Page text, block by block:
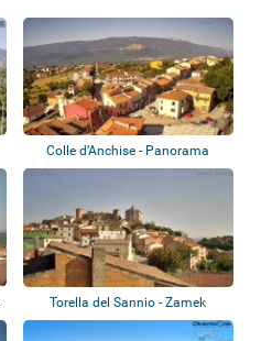
Colle d’Anchise - Panorama
Torella del Sannio - Zamek